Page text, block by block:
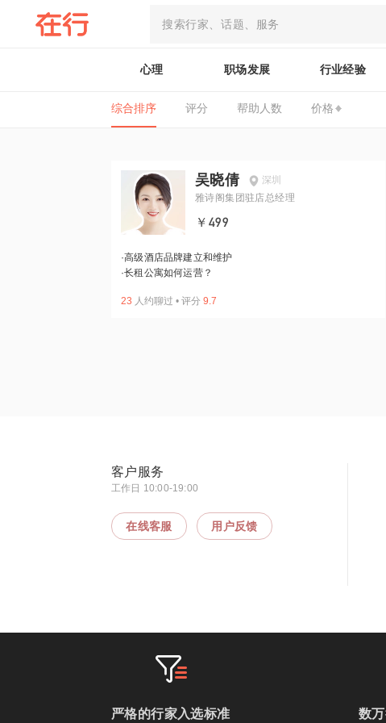
心理 职场发展 行业经验
综合排序 评分 帮助人数 价格
吴晓倩
深圳
雅诗阁集团驻店总经理
￥499
·高级酒店品牌建立和维护
·长租公寓如何运营？
23 人约聊过 • 评分 9.7
客户服务
工作日 10:00-19:00
在线客服 用户反馈
严格的行家入选标准 数